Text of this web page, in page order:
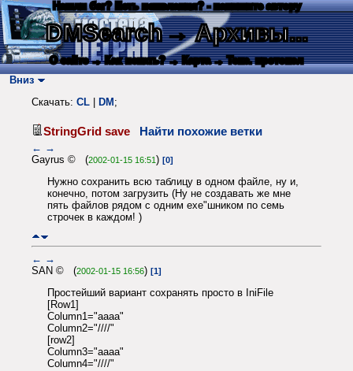
Нашли баг? Есть пожелания? - напишите автору
DMSearch→ Архивы...
О сайте → Как искать? → Карта → Текс. протокол
Вниз
Скачать: CL DM ;
StringGrid save Найти похожие ветки
← →
Gayrus © (2002-01-15 16:51) [0]
Нужно сохранить всю таблицу в одном файле, ну и,
конечно, потом загрузить (Ну не создавать же мне
пять файлов рядом с одним ехе"шником по семь
строчек в каждом! )
← →
SAN © (2002-01-15 16:56) [1]
Простейший вариант сохранять просто в IniFile
[Row1]
Column1="aaaa"
Column2="////"
[row2]
Column3="aaaa"
Column4="////"